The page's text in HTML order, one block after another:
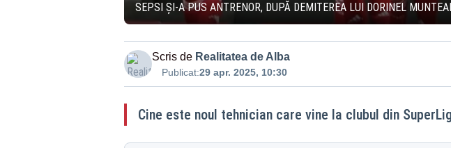
SEPSI ȘI-A PUS ANTRENOR, DUPĂ DEMITEREA LUI DORINEL
Scris de Realitatea de Alba
Publicat:29 apr. 2025, 10:30
Cine este noul tehnician care vine la clubul din